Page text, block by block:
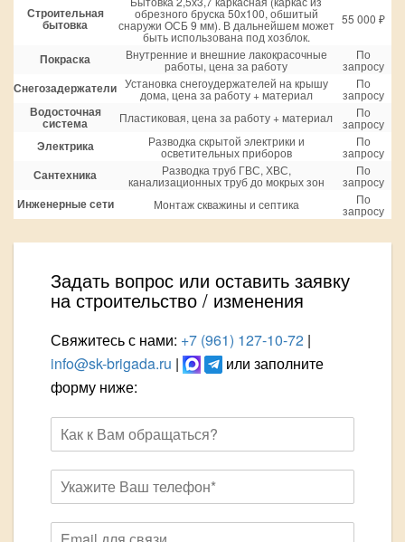
Строительная
бытовка
обрезного бруска 50х100, обшитый
снаружи ОСБ 9 мм). В дальнейшем может
быть использована под хозблок.
55 000 ₽
Покраска Внутренние и внешние лакокрасочные
работы, цена за работу
По
запросу
Снегозадержатели Установка снегоудержателей на крышу
дома, цена за работу + материал
По
запросу
Водосточная
система Пластиковая, цена за работу + материал По
запросу
Электрика Разводка скрытой электрики и
осветительных приборов
По
запросу
Сантехника Разводка труб ГВС, ХВС,
канализационных труб до мокрых зон
По
запросу
Инженерные сети Монтаж скважины и септика По
запросу
Задать вопрос или оставить заявку
на строительство / изменения
Свяжитесь с нами: +7 (961) 127-10-72 |
info@sk-brigada.ru |
или заполните
форму ниже: